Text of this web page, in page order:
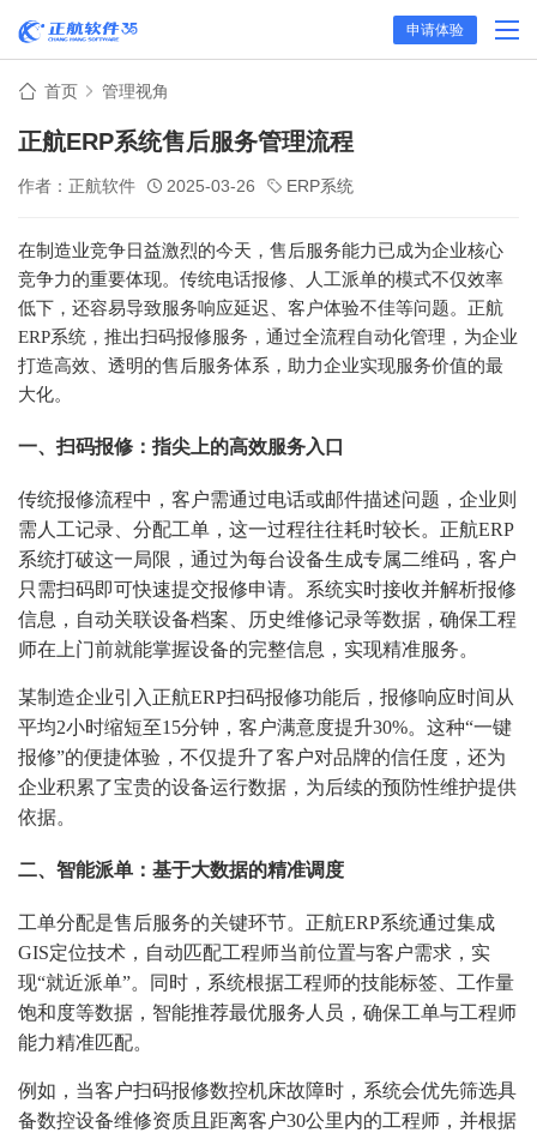
申请体验
首页 管理视角
正航ERP系统售后服务管理流程
作者：正航软件 2025-03-26 ERP系统
在制造业竞争日益激烈的今天，售后服务能力已成为企业核心
竞争力的重要体现。传统电话报修、人工派单的模式不仅效率
低下，还容易导致服务响应延迟、客户体验不佳等问题。正航
ERP系统，推出扫码报修服务，通过全流程自动化管理，为企业
打造高效、透明的售后服务体系，助力企业实现服务价值的最
大化。
一、扫码报修：指尖上的高效服务入口
传统报修流程中，客户需通过电话或邮件描述问题，企业则
需人工记录、分配工单，这一过程往往耗时较长。正航ERP
系统打破这一局限，通过为每台设备生成专属二维码，客户
只需扫码即可快速提交报修申请。系统实时接收并解析报修
信息，自动关联设备档案、历史维修记录等数据，确保工程
师在上门前就能掌握设备的完整信息，实现精准服务。
某制造企业引入正航ERP扫码报修功能后，报修响应时间从
平均2小时缩短至15分钟，客户满意度提升30%。这种“一键
报修”的便捷体验，不仅提升了客户对品牌的信任度，还为
企业积累了宝贵的设备运行数据，为后续的预防性维护提供
依据。
二、智能派单：基于大数据的精准调度
工单分配是售后服务的关键环节。正航ERP系统通过集成
GIS定位技术，自动匹配工程师当前位置与客户需求，实
现“就近派单”。同时，系统根据工程师的技能标签、工作量
饱和度等数据，智能推荐最优服务人员，确保工单与工程师
能力精准匹配。
例如，当客户扫码报修数控机床故障时，系统会优先筛选具
备数控设备维修资质且距离客户30公里内的工程师，并根据